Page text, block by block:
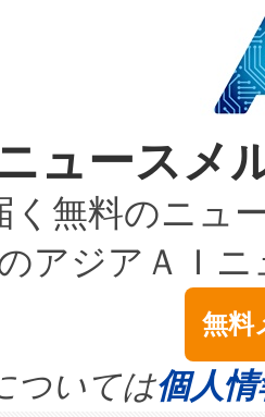
のバイオ
について、自
性もあります
4億ドルかか
（CEO）であ
connected
ば、6,000万
率性は、フェ
減という課題
にし、ピーク
可能な電力容
献します。こ
約（SLA）違
化によるダウ
タセンターが
provides a
for AI
切り替えるこ
どの細かな対
ットにより、
かなディテー
囲を検出
ザーを搭載。
実現すること
ードでは、
ュース
く無料のニュ
アジアＡＩ
無料
ついては個人